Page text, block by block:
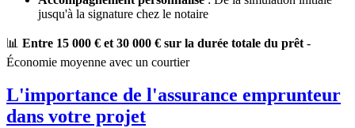
jusqu'à la signature chez le notaire
📊 Entre 15 000 € et 30 000 € sur la durée totale du prêt -
Économie moyenne avec un courtier
L'importance de l'assurance emprunteur
dans votre projet